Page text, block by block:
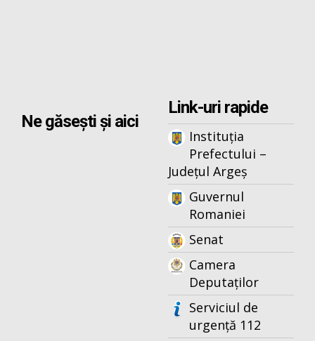
Ne găsești și aici
Link-uri rapide
Instituția
Prefectului –
Județul Argeș
Guvernul
Romaniei
Senat
Camera
Deputaților
Serviciul de
urgență 112